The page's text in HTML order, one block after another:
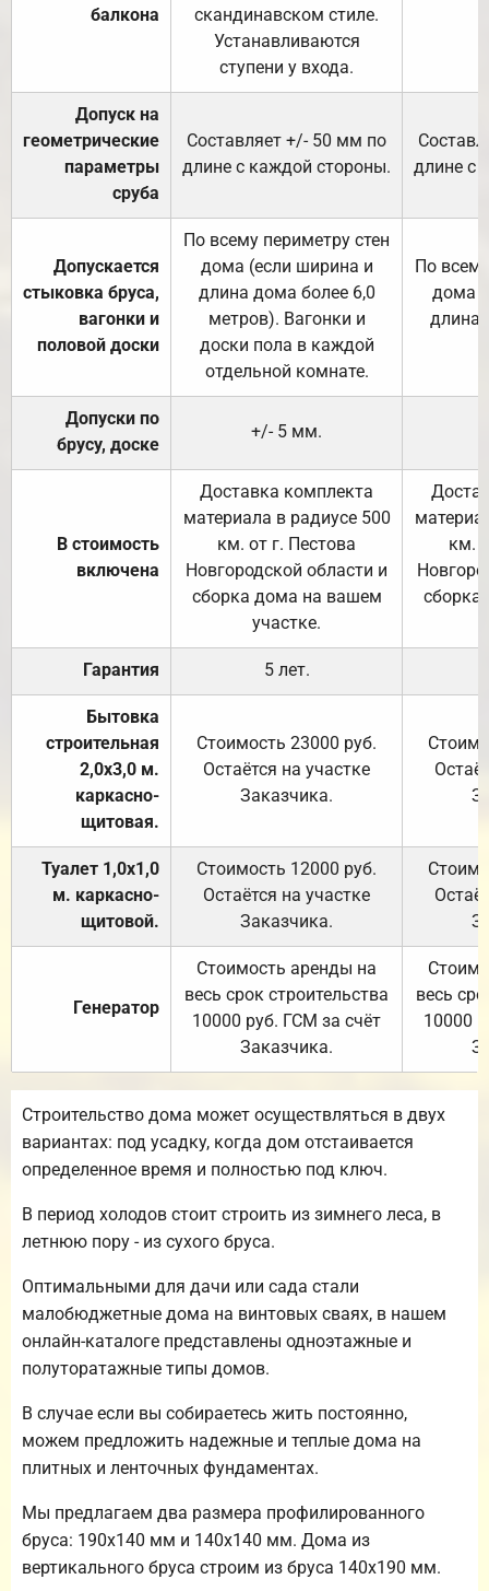
балкона
скандинавском стиле.
Устанавливаются
ступени у входа.
Допуск на
геометрические
параметры
сруба
Составляет +/- 50 мм по
длине с каждой стороны.
длине с
Допускается
стыковка бруса,
вагонки и
половой доски
По всему периметру стен
дома (если ширина и
длина дома более 6,0
метров). Вагонки и
доски пола в каждой
отдельной комнате.
По
дома
длина
Допуски по
брусу, доске
+/- 5 мм.
В стоимость
включена
Доставка комплекта
материала в радиусе 500
км. от г. Пестова
Новгородской области и
сборка дома на вашем
участке.
км.
Гарантия 5 лет.
Бытовка
строительная
2,0х3,0 м.
каркасно-
щитовая.
Стоимость 23000 руб.
Остаётся на участке
Заказчика.
Туалет 1,0х1,0
м. каркасно-
щитовой.
Стоимость 12000 руб.
Остаётся на участке
Заказчика.
Генератор
Стоимость аренды на
весь срок строительства
10000 руб. ГСМ за счёт
Заказчика.
весь
10000
Строительство дома может осуществляться в двух
вариантах: под усадку, когда дом отстаивается
определенное время и полностью под ключ.
В период холодов стоит строить из зимнего леса, в
летнюю пору - из сухого бруса.
Оптимальными для дачи или сада стали
малобюджетные дома на винтовых сваях, в нашем
онлайн-каталоге представлены одноэтажные и
полуторатажные типы домов.
В случае если вы собираетесь жить постоянно,
можем предложить надежные и теплые дома на
плитных и ленточных фундаментах.
Мы предлагаем два размера профилированного
бруса: 190х140 мм и 140х140 мм. Дома из
вертикального бруса строим из бруса 140х190 мм.